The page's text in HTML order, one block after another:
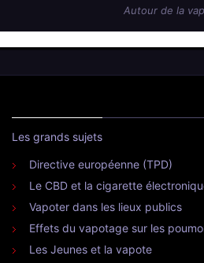
Autour de la
Les grands sujets
Directive européenne (TPD)
Le CBD et la cigarette
Vapoter dans les lieux publics
Effets du vapotage sur les
Les Jeunes et la vapote